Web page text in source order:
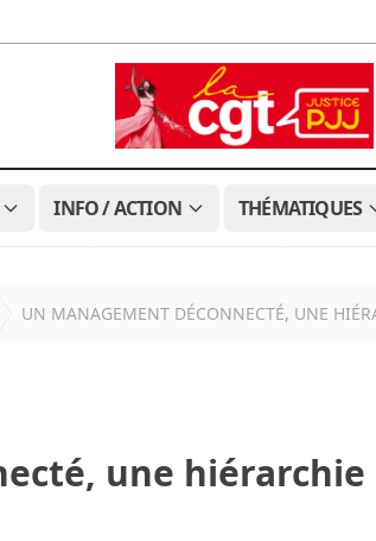
INFO / ACTION THÉMATIQUES
UN MANAGEMENT DÉCONNECTÉ, UNE
une hiérarchie